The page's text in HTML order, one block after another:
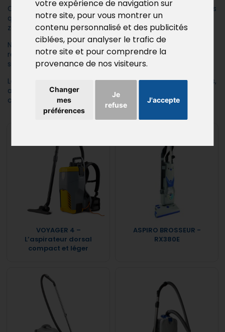
votre expérience de navigation sur
notre site, pour vous montrer un
contenu personnalisé et des publicités
ciblées, pour analyser le trafic de
notre site et pour comprendre la
provenance de nos visiteurs.
J'accepte
Je
refuse
Changer
mes
préférences
Certains aspirateurs sont équipés de filtres spécifiques, tels
que les filtres HEPA ou filtres absolus, pour le travail en
zones sensibles ou l’aspiration de poussières dangereuses.
Nous proposons également des aspirateurs à pompe
refoulante, permettant d’aspirer et de rejeter
simultanément les liquides.
La gamme RDV comprend des modèles à 1, 2 ou 3 moteurs,
avec des cuves en inox ou en polypropylène (PPL) et des
capacités de 5, 10, 25, 35 et 77 litres.
VOYAGER 4 –
L’aspirateur dorsal
compact et léger
ASPIRO BROSSEUR -
RX380E